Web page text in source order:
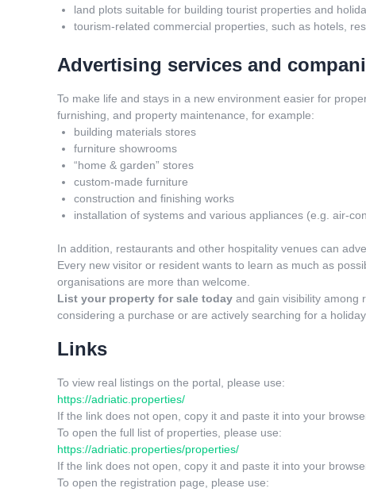
land plots suitable for building tourist properties and
tourism-related commercial properties, such as hotels,
Advertising services and
To make life and stays in a new environment easier for
furnishing, and property maintenance, for example:
building materials stores
furniture showrooms
“home & garden” stores
custom-made furniture
construction and finishing works
installation of systems and various appliances (e.g. air-
In addition, restaurants and other hospitality venues can
Every new visitor or resident wants to learn as much as
organisations are more than welcome.
List your property for sale today and gain visibility among
considering a purchase or are actively searching for a
Links
To view real listings on the portal, please use:
https://adriatic.properties/
If the link does not open, copy it and paste it into your
To open the full list of properties, please use:
https://adriatic.properties/properties/
If the link does not open, copy it and paste it into your
To open the registration page, please use: